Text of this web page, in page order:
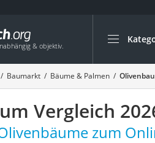
Die
Baumarkt
Tresor
Makita-Akku-
Kappsäge
Baumarkt Bäume & Palmen
Vergleich
zum